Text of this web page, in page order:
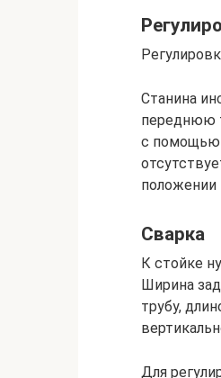
Станина
переднюю
с помощью
положении
Сварка
К стойке
Ширина
трубу,
Для